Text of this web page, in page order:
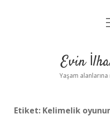
Evin
Yaşam
Etiket: Kelimelik